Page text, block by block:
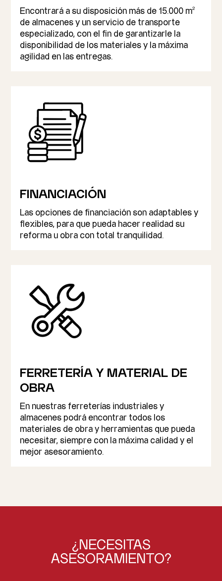
Encontrará a su disposición más de 15.000 m2
de almacenes y un servicio de transporte
especializado, con el fin de garantizarle la
disponibilidad de los materiales y la máxima
agilidad en las entregas.
FINANCIACIÓN
Las opciones de financiación son adaptables y
flexibles, para que pueda hacer realidad su
reforma u obra con total tranquilidad.
FERRETERÍA Y MATERIAL DE
OBRA
En nuestras ferreterías industriales y
almacenes podrá encontrar todos los
materiales de obra y herramientas que pueda
necesitar, siempre con la máxima calidad y el
mejor asesoramiento.
¿NECESITAS
ASESORAMIENTO?